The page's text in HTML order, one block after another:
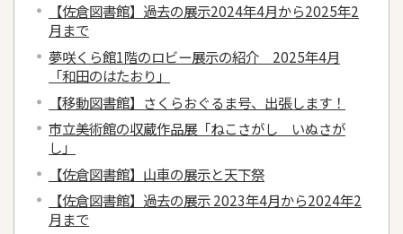
【佐倉図書館】過去の展示2024年4月から2025年2
月まで
夢咲くら館1階のロビー展示の紹介 2025年4月
「和田のはたおり」
【移動図書館】さくらおぐるま号、出張します！
市立美術館の収蔵作品展「ねこさがし いぬさが
し」
【佐倉図書館】山車の展示と天下祭
【佐倉図書館】過去の展示 2023年4月から2024年2
月まで